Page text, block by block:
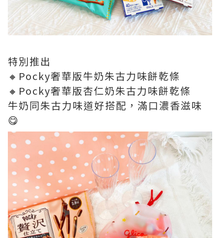
特別推出
🔸Pocky奢華版牛奶朱古力味餅乾條
🔸Pocky奢華版杏仁奶朱古力味餅乾條
牛奶同朱古力味道好搭配，滿口濃香滋味
😋